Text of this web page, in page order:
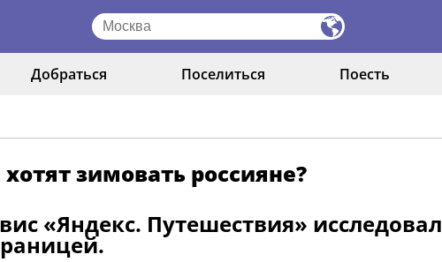
Добраться Поселиться Поесть
хотят зимовать россияне?
«Яндекс. Путешествия»